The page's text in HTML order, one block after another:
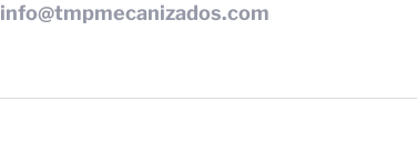
info@tmpmecanizados.com